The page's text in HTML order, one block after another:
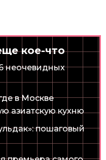
кое-что
неочевидных
в Москве
азиатскую кухню
пошаговый